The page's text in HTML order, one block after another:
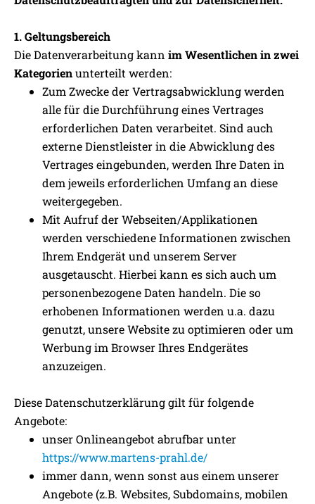
1. Geltungsbereich
Die Datenverarbeitung kann im Wesentlichen in zwei
Kategorienunterteilt werden:
Zum Zwecke der Vertragsabwicklung werden
alle für dieDurchführung eines Vertrages
erforderlichen Daten verarbeitet. Sind auch
externe Dienstleister in die Abwicklung des
Vertrages eingebunden, werden Ihre Daten in
dem jeweils erforderlichen Umfang an diese
weitergegeben.
Mit Aufruf der Webseiten/Applikationen
werden verschiedene Informationen zwischen
Ihrem Endgerät und unserem Server
ausgetauscht. Hierbei kann es sich auch um
personenbezogene Daten handeln. Die so
erhobenen Informationen werden u.a. dazu
genutzt, unsere Website zu optimieren oder um
Werbungim Browser Ihres Endgerätes
anzuzeigen.
Diese Datenschutzerklärung gilt für folgende
Angebote:
unser Onlineangebot abrufbar unter
https://www.martens-prahl.de/
immer dann, wenn sonst aus einem unserer
Angebote (z.B. Websites, Subdomains, mobilen